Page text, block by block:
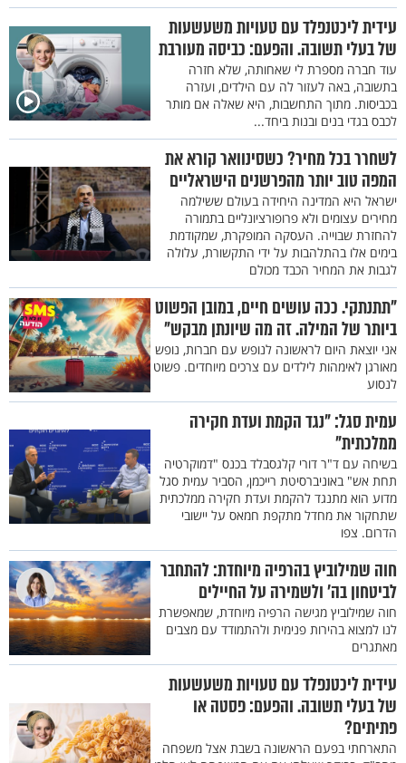
עידית ליכטנפלד עם טעויות משעשעות
של בעלי תשובה. והפעם: כביסה מעורבת
עוד חברה מספרת לי שאחותה, שלא חזרה
בתשובה, באה לעזור לה עם הילדים, ועזרה
בכביסות. מתוך התחשבות, היא שאלה אם מותר
לכבס בגדי בנים ובנות ביחד...
לשחרר בכל מחיר? כשסינוואר קורא את
המפה טוב יותר מהפרשנים הישראליים
ישראל היא המדינה היחידה בעולם ששילמה
מחירים עצומים ולא פרופורציונליים בתמורה
להחזרת שבוייה. העסקה המופקרת, שמקודמת
בימים אלו בהתלהבות על ידי התקשורת, עלולה
לגבות את המחיר הכבד מכולם
"תתנתקי. ככה עושים חיים, במובן הפשוט
ביותר של המילה. זה מה שיונתן מבקש"
אני יוצאת היום לראשונה לנופש עם חברות, נופש
מאורגן לאימהות לילדים עם צרכים מיוחדים. פשוט
לנסוע
עמית סגל: "נגד הקמת ועדת חקירה
ממלכתית"
בשיחה עם ד"ר דורי קלגסבלד בכנס "דמוקרטיה
תחת אש" באוניברסיטת רייכמן, הסביר עמית סגל
מדוע הוא מתנגד להקמת ועדת חקירה ממלכתית
שתחקור את מחדל מתקפת חמאס על יישובי
הדרום. צפו
חוה שמילוביץ בהרפיה מיוחדת: להתחבר
לביטחון בה' ולשמירה על החיילים
חוה שמילוביץ מגישה הרפיה מיוחדת, שמאפשרת
לנו למצוא בהירות פנימית ולהתמודד עם מצבים
מאתגרים
עידית ליכטנפלד עם טעויות משעשעות
של בעלי תשובה. והפעם: פסטה או
פתיתים?
התארחתי בפעם הראשונה בשבת אצל משפחה